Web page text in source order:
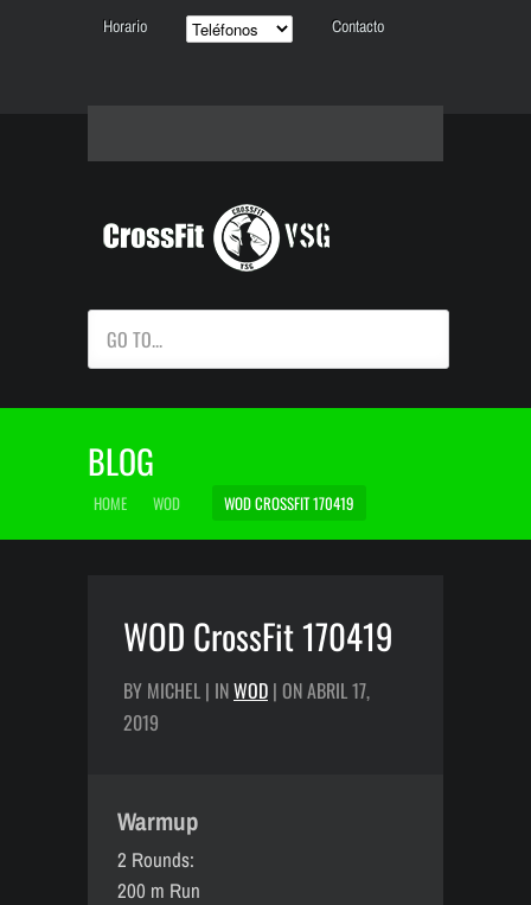
Horario Contacto
GO TO...
BLOG
HOME WOD WOD CROSSFIT 170419
WOD CrossFit 170419
BY MICHEL | INWOD | ON ABRIL 17,
2019
Warmup
2 Rounds:
200 m Run